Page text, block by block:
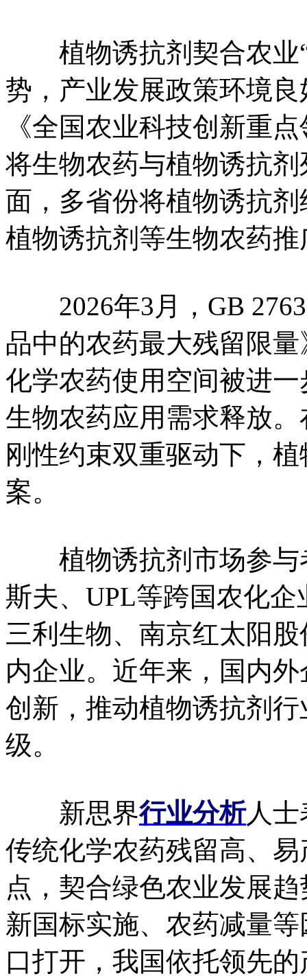
植物诱抗剂契合农业“
势，产业发展政策环境
《全国农业科技创新重
将生物农药与植物诱抗
面，多省份将植物诱抗
植物诱抗剂等生物农药
2026年3月，GB
品中的农药最大残留限
化学农药使用空间被进
生物农药应用需求释放
刚性约束双重驱动下，
案。
植物诱抗剂市场参与
斯夫、UPL等跨国农化
三利生物、南京红太阳
内企业。近年来，国内
创新，推动植物诱抗剂
级。
新思界行业分析人士
传统化学农药残留高、
点，契合绿色农业发展
新国标实施、农药减量
口打开，我国依托领先